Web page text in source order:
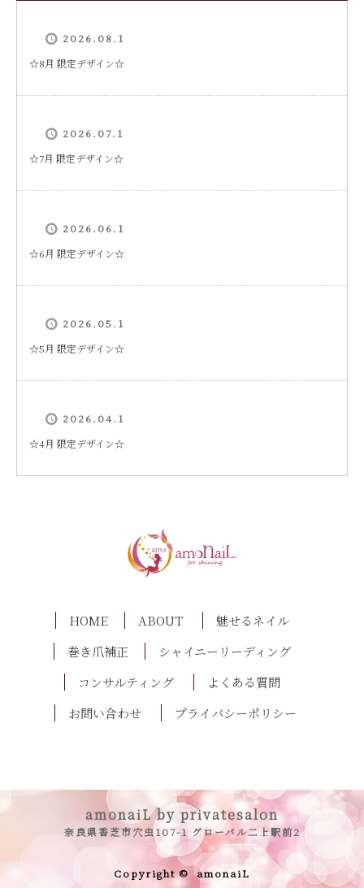
2026.08.1
‪☆8月 限定デザイン☆
2026.07.1
☆7月 限定デザイン☆
2026.06.1
☆6月 限定デザイン☆
2026.05.1
☆5月 限定デザイン☆
2026.04.1
☆4月 限定デザイン☆
HOME ABOUT
魅せるネイル
巻き爪補正
シャイニーリーディング
コンサルティング
よくある質問
お問い合わせ
プライバシーポリシー
amonaiL by privatesalon
奈良県香芝市穴虫107-1 グローバル二上駅前2
Copyright ©amonaiL